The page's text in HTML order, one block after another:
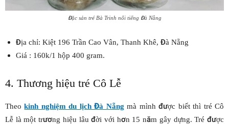
Đặc sản tré Bà Trinh nổi tiếng Đà Nẵng
Địa chỉ: Kiệt 196 Trần Cao Vân, Thanh Khê, Đà Nẵng
Giá : 160k/1 hộp 400 gram.
4. Thương hiệu tré Cô Lễ
Theokinh nghiệm du lịch Đà Nẵng mà mình được biết thì tré Cô
Lễ là một trương hiệu lâu đời với hơn 15 năm gây dựng. Tré được